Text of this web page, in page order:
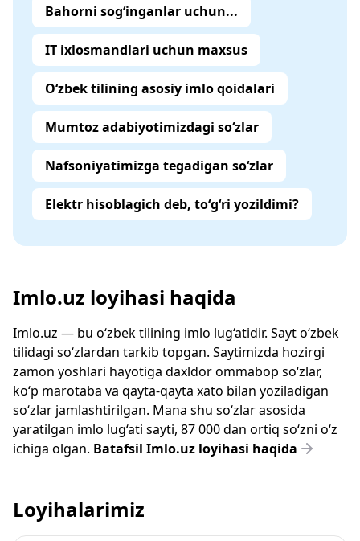
Bahorni sog‘inganlar uchun...
IT ixlosmandlari uchun maxsus
O‘zbek tilining asosiy imlo qoidalari
Mumtoz adabiyotimizdagi so‘zlar
Nafsoniyatimizga tegadigan so‘zlar
Elektr hisoblagich deb, to‘g‘ri yozildimi?
Imlo.uz loyihasi haqida
Imlo.uz — bu o‘zbek tilining imlo lug‘atidir. Sayt o‘zbek
tilidagi so‘zlardan tarkib topgan. Saytimizda hozirgi
zamon yoshlari hayotiga daxldor ommabop so‘zlar,
ko‘p marotaba va qayta-qayta xato bilan yoziladigan
so‘zlar jamlashtirilgan. Mana shu so‘zlar asosida
yaratilgan imlo lug‘ati sayti, 87 000 dan ortiq so‘zni o‘z
ichiga olgan. Batafsil Imlo.uz loyihasi haqida
Loyihalarimiz